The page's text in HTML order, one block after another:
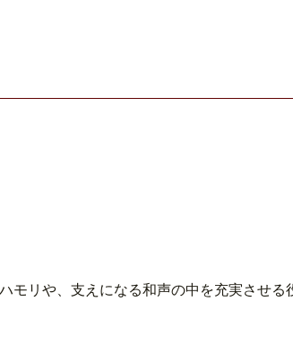
モリや、支えになる和声の中を充実させる